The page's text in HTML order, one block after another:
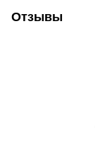
Отзывы